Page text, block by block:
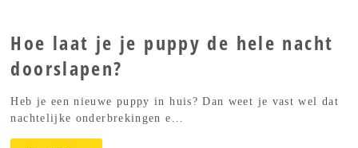
Hoe laat je je puppy de hele nacht
doorslapen?
Heb je een nieuwe puppy in huis? Dan weet je vast wel dat
nachtelijke onderbrekingen e...